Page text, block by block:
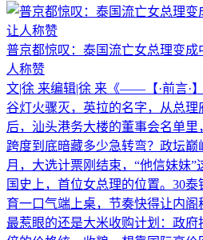
普京都惊叹：泰国流亡女总理变
人称赞
文|徐 来编辑|徐 来《——【·前言·
谷灯火骤灭，英拉的名字，从总
后，汕头港务大楼的董事会名单
跨度到底暗藏多少急转弯？政坛巅
月，大选计票刚结束，“他信妹妹
国史上，首位女总理的位置。30
育一口气端上桌，节奏快得让内阁
最惹眼的还是大米收购计划：政